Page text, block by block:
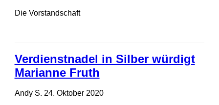
Die Vorstandschaft
Verdienstnadel in Silber würdigt
Marianne Fruth
Andy S. 24. Oktober 2020